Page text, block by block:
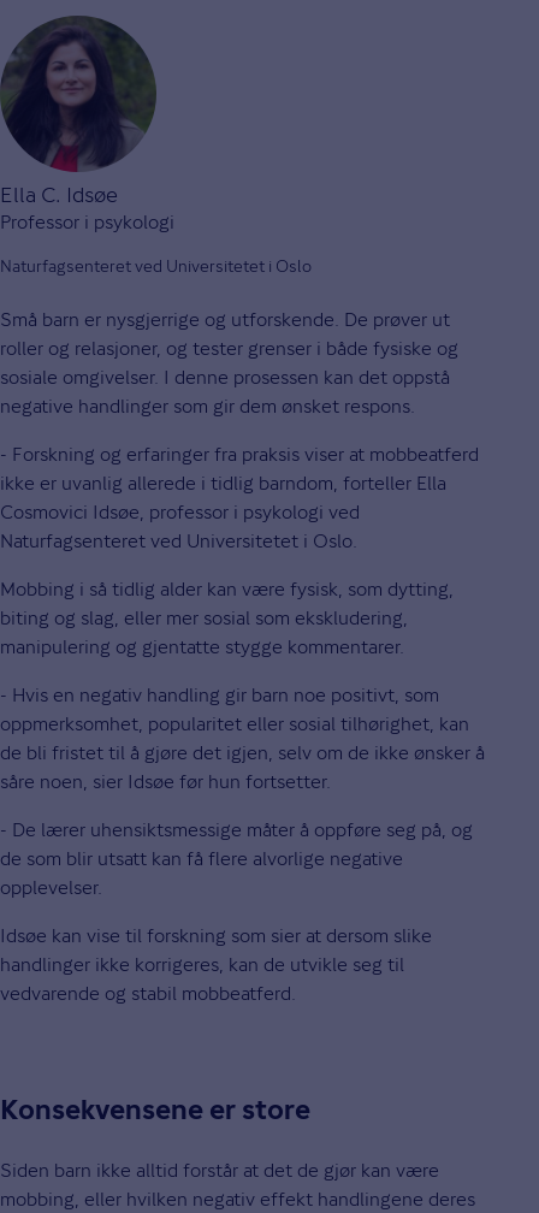
Ella C. Idsøe
Professor i psykologi
Naturfagsenteret ved Universitetet i Oslo
Små barn er nysgjerrige og utforskende. De prøver ut
roller og relasjoner, og tester grenser i både fysiske og
sosiale omgivelser. I denne prosessen kan det oppstå
negative handlinger som gir dem ønsket respons.
- Forskning og erfaringer fra praksis viser at mobbeatferd
ikke er uvanlig allerede i tidlig barndom, forteller Ella
Cosmovici Idsøe, professor i psykologi ved
Naturfagsenteret ved Universitetet i Oslo.
Mobbing i så tidlig alder kan være fysisk, som dytting,
biting og slag, eller mer sosial som ekskludering,
manipulering og gjentatte stygge kommentarer.
- Hvis en negativ handling gir barn noe positivt, som
oppmerksomhet, popularitet eller sosial tilhørighet, kan
de bli fristet til å gjøre det igjen, selv om de ikke ønsker å
såre noen, sier Idsøe før hun fortsetter.
- De lærer uhensiktsmessige måter å oppføre seg på, og
de som blir utsatt kan få flere alvorlige negative
opplevelser.
Idsøe kan vise til forskning som sier at dersom slike
handlinger ikke korrigeres, kan de utvikle seg til
vedvarende og stabil mobbeatferd.
Konsekvensene er store
Siden barn ikke alltid forstår at det de gjør kan være
mobbing, eller hvilken negativ effekt handlingene deres